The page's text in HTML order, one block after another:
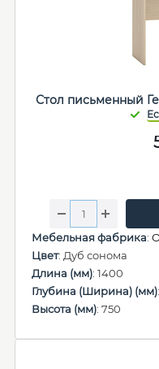
Стол письменный
Мебельная фабрика:
Цвет: Дуб сонома
Длина (мм): 1400
Глубина (Ширина) (мм)
Высота (мм): 750